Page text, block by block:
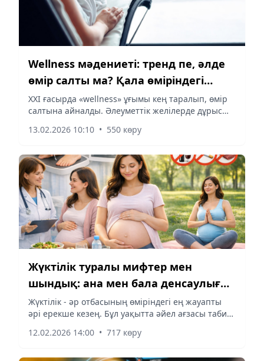
Wellness мәдениеті: тренд пе, әлде
өмір салты ма? Қала өміріндегі
күйзеліс пен burnout деген не?
XXI ғасырда «wellness» ұғымы кең таралып, өмір
салтына айналды. Әлеуметтік желілерде дұрыс
туралы кеңестер көбейді. Алайда бұл жай сән бе,
13.02.2026 10:10 • 550 көру
Жүктілік туралы мифтер мен
шындық: ана мен бала денсаулығы
үшін нені ескеру керек?
Жүктілік - әр отбасының өміріндегі ең жауапты
әрі ерекше кезең. Бұл уақытта әйел ағзасы табиғи
аналар өзін жақсы сезініп, болашақ сәбиімен
12.02.2026 14:00 • 717 көру